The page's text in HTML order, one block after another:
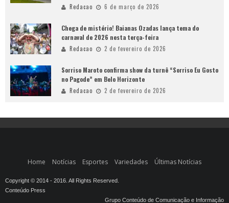
Redacao 6 de março de 2026
Chega de mistério! Baianas Ozadas lança tema do
carnaval de 2026 nesta terça-feira
Redacao 2 de fevereiro de 2026
Sorriso Maroto confirma show da turnê “Sorriso Eu Gosto
no Pagode” em Belo Horizonte
Redacao 2 de fevereiro de 2026
Home Notícias Esportes Variedades Últimas Notícias
Copyright © 2014 - 2016. All Rights Reserved.
Conteúdo Press
Grupo Conteúdo de Comunicação e Informação